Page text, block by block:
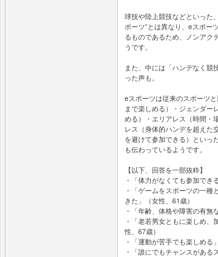
球技や陸上競技などといった
ポーツ”とは異なり、eスポー
るものであるため、ノンアク
うです。
また、中には「ハンデなく競
った声も。
eスポーツは従来のスポーツ
まで楽しめる）・ジェンダー
める）・エリアレス（時間・
レス（身体的ハンデを超えた
を避けて参加できる）といっ
も伝わっているようです。
【以下、回答を一部抜粋】
・「体力がなくても参加でき
・「ゲームをスポーツの一
きた」（女性、61歳）
・「年齢、体格や障害の有
・「老若男女ともに楽しめ
性、67歳）
・「運動が苦手でも楽しめる
・「誰にでもチャンスがあ